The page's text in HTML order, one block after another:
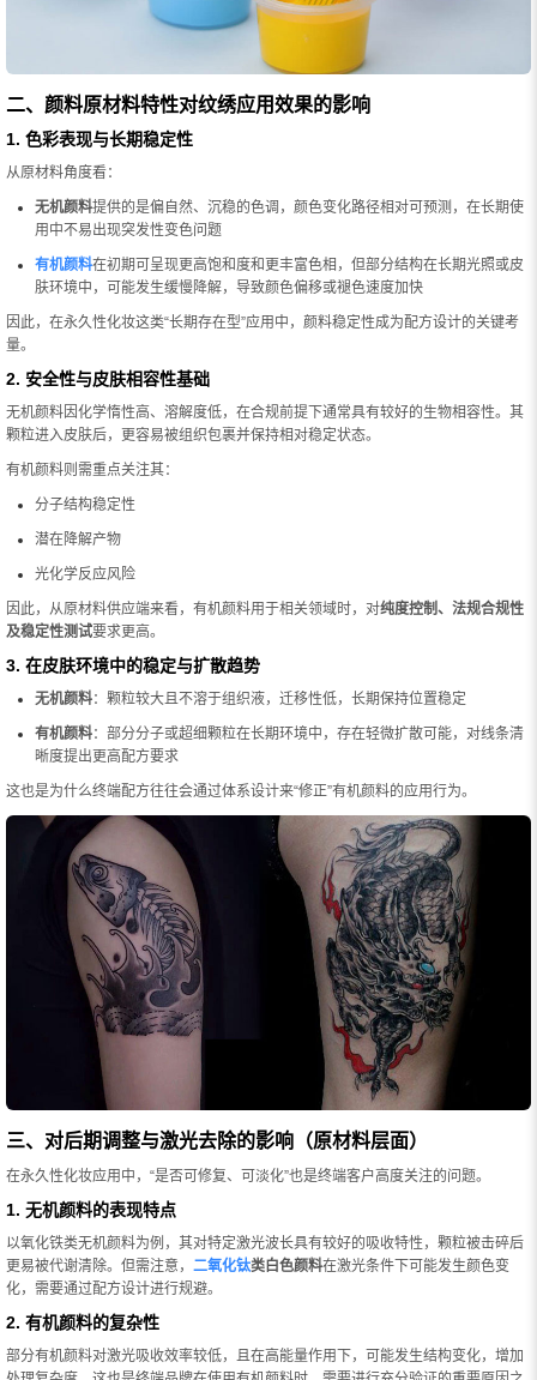
二、颜料原材料特性对纹绣应用效果的影响
1. 色彩表现与长期稳定性
从原材料角度看：
无机颜料提供的是偏自然、沉稳的色调，颜色变化路径相对可预测，在长期使
用中不易出现突发性变色问题
有机颜料在初期可呈现更高饱和度和更丰富色相，但部分结构在长期光照或皮
肤环境中，可能发生缓慢降解，导致颜色偏移或褪色速度加快
因此，在永久性化妆这类“长期存在型”应用中，颜料稳定性成为配方设计的关键考
量。
2. 安全性与皮肤相容性基础
无机颜料因化学惰性高、溶解度低，在合规前提下通常具有较好的生物相容性。其
颗粒进入皮肤后，更容易被组织包裹并保持相对稳定状态。
有机颜料则需重点关注其：
分子结构稳定性
潜在降解产物
光化学反应风险
因此，从原材料供应端来看，有机颜料用于相关领域时，对纯度控制、法规合规性
及稳定性测试要求更高。
3. 在皮肤环境中的稳定与扩散趋势
无机颜料：颗粒较大且不溶于组织液，迁移性低，长期保持位置稳定
有机颜料：部分分子或超细颗粒在长期环境中，存在轻微扩散可能，对线条清
晰度提出更高配方要求
这也是为什么终端配方往往会通过体系设计来“修正”有机颜料的应用行为。
三、对后期调整与激光去除的影响（原材料层面）
在永久性化妆应用中，“是否可修复、可淡化”也是终端客户高度关注的问题。
1. 无机颜料的表现特点
以氧化铁类无机颜料为例，其对特定激光波长具有较好的吸收特性，颗粒被击碎后
更易被代谢清除。但需注意， 二氧化钛类白色颜料在激光条件下可能发生颜色变
化，需要通过配方设计进行规避。
2. 有机颜料的复杂性
部分有机颜料对激光吸收效率较低，且在高能量作用下，可能发生结构变化，增加